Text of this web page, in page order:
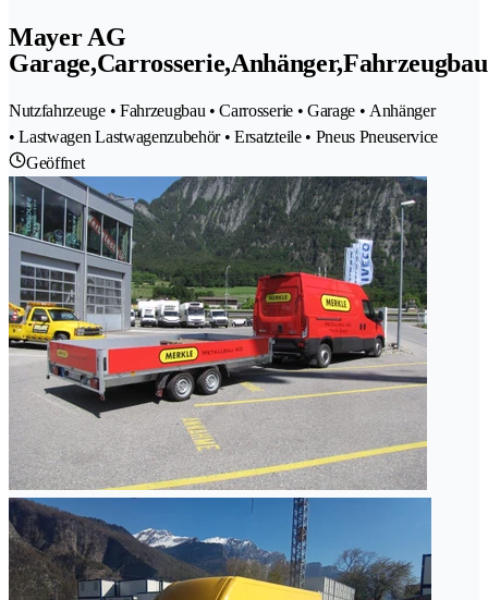
Mayer AG
Garage,Carrosserie,Anhänger,Fahrzeugbau
Nutzfahrzeuge • Fahrzeugbau • Carrosserie • Garage • Anhänger
• Lastwagen Lastwagenzubehör • Ersatzteile • Pneus Pneuservice
Geöffnet